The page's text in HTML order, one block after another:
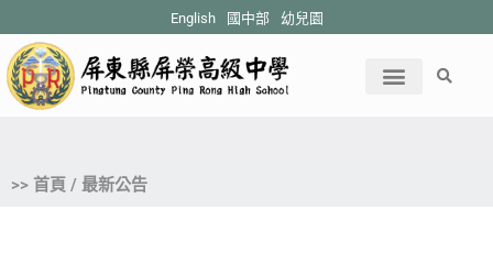
English 國中部 幼兒園
>> 首頁 / 最新公告